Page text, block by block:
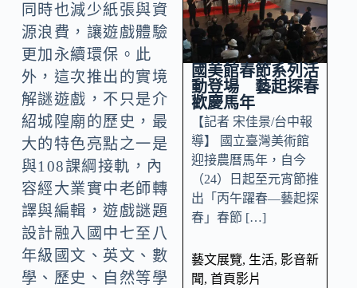
同時也減少紙張與資
源浪費，讓遊戲體驗
更加永續環保。此
外，這次推出的實境
解謎遊戲，不只是介
紹城隍廟的歷史，最
大的特色亮點之一是
與108課綱接軌，內
容經大業實中老師轉
譯與編輯，遊戲謎題
設計融入國中七至八
年級國文、英文、數
學、歷史、自然等學
國美館春節系列活
動登場 藝起探春
歡慶馬年
【記者 宋佳景/台中報
導】 國立臺灣美術館
迎接農曆馬年，自今
（24）日起至元宵節推
出「丙午躍春—藝起探
春」春節 […]
藝文展覽, 生活, 影音新
聞, 首頁影片